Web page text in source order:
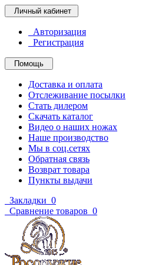
Личный кабинет
Авторизация
Регистрация
Помощь
Доставка и оплата
Отслеживание посылки
Стать дилером
Скачать каталог
Видео о наших ножах
Наше производство
Мы в соц.сетях
Обратная связь
Возврат товара
Пункты выдачи
Закладки 0
Сравнение товаров 0